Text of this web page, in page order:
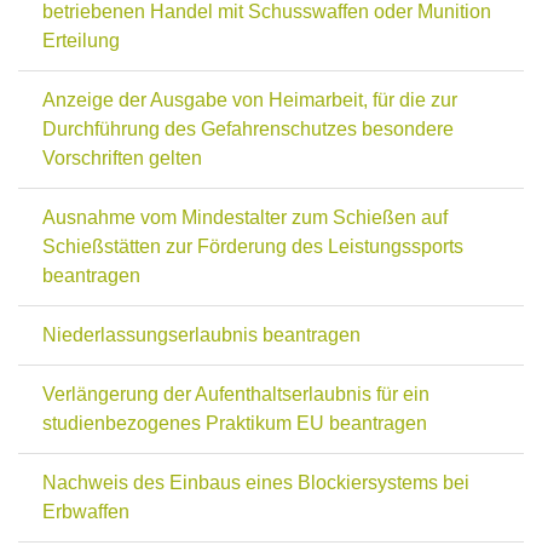
betriebenen Handel mit Schusswaffen oder Munition
Erteilung
Anzeige der Ausgabe von Heimarbeit, für die zur
Durchführung des Gefahrenschutzes besondere
Vorschriften gelten
Ausnahme vom Mindestalter zum Schießen auf
Schießstätten zur Förderung des Leistungssports
beantragen
Niederlassungserlaubnis beantragen
Verlängerung der Aufenthaltserlaubnis für ein
studienbezogenes Praktikum EU beantragen
Nachweis des Einbaus eines Blockiersystems bei
Erbwaffen